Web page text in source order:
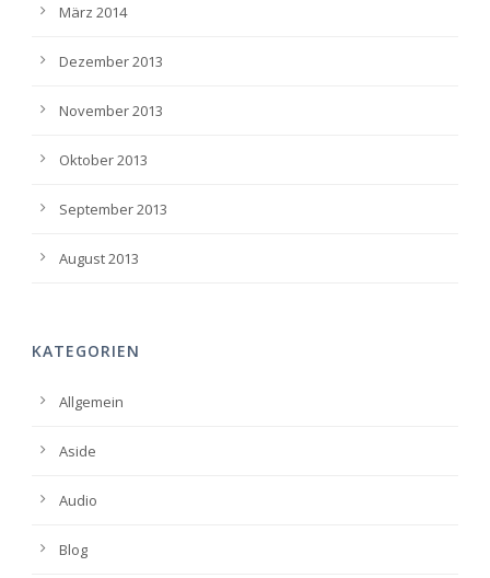
März 2014
Dezember 2013
November 2013
Oktober 2013
September 2013
August 2013
KATEGORIEN
Allgemein
Aside
Audio
Blog